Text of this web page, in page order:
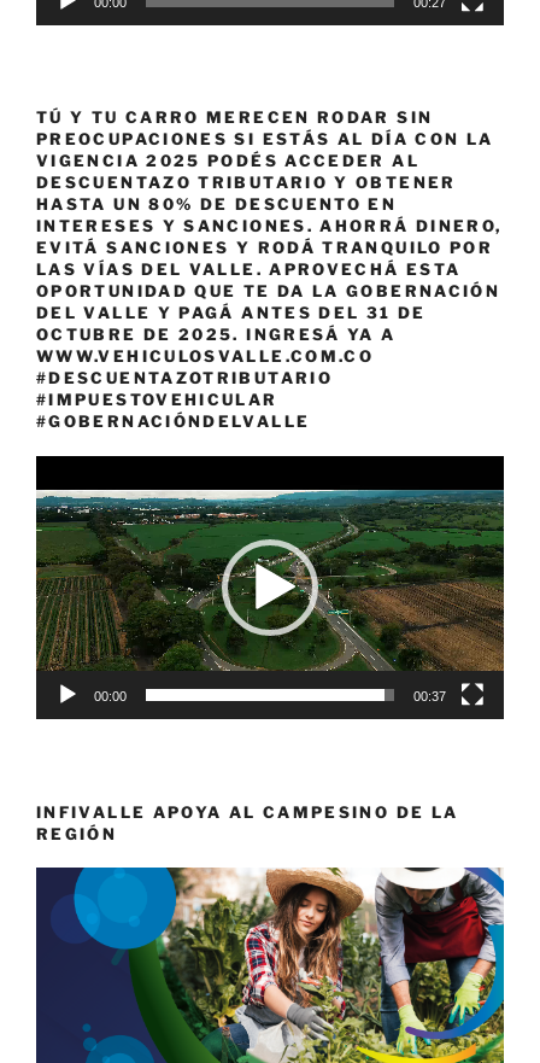
TÚ Y TU CARRO MERECEN RODAR SIN
PREOCUPACIONES SI ESTÁS AL DÍA CON LA
VIGENCIA 2025 PODÉS ACCEDER AL
DESCUENTAZO TRIBUTARIO Y OBTENER
HASTA UN 80% DE DESCUENTO EN
INTERESES Y SANCIONES. AHORRÁ DINERO,
EVITÁ SANCIONES Y RODÁ TRANQUILO POR
LAS VÍAS DEL VALLE. APROVECHÁ ESTA
OPORTUNIDAD QUE TE DA LA GOBERNACIÓN
DEL VALLE Y PAGÁ ANTES DEL 31 DE
OCTUBRE DE 2025. INGRESÁ YA A
WWW.VEHICULOSVALLE.COM.CO
#DESCUENTAZOTRIBUTARIO
#IMPUESTOVEHICULAR
#GOBERNACIÓNDELVALLE
de
vídeo
00:00 00:37
INFIVALLE APOYA AL CAMPESINO DE LA
REGIÓN